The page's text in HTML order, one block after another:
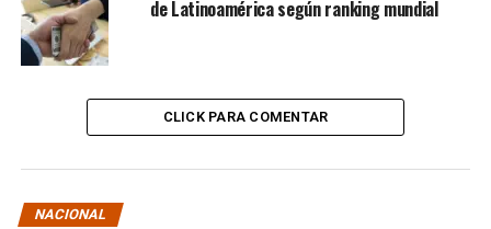
de Latinoamérica según ranking mundial
CLICK PARA COMENTAR
NACIONAL